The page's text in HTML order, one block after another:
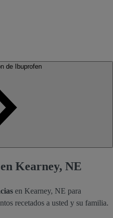
Obtener cupón de Ibuprofen
Kearney, NE
en Kearney, NE para
recetados a usted y su familia.